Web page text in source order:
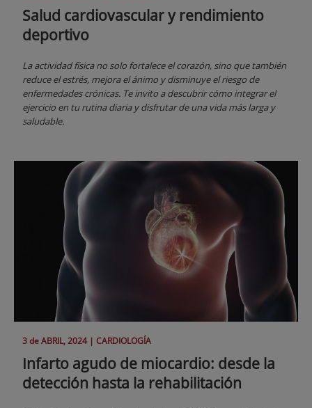
Salud cardiovascular y rendimiento
deportivo
La actividad física no solo fortalece el corazón, sino que también
reduce el estrés, mejora el ánimo y disminuye el riesgo de
enfermedades crónicas. Te invito a descubrir cómo integrar el
ejercicio en tu rutina diaria y disfrutar de una vida más larga y
saludable.
3 deABRIL, 2024 | CARDIOLOGÍA
Infarto agudo de miocardio: desde la
detección hasta la rehabilitación